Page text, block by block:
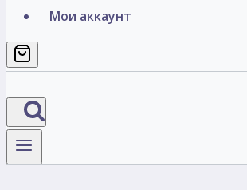
Мои аккаунт